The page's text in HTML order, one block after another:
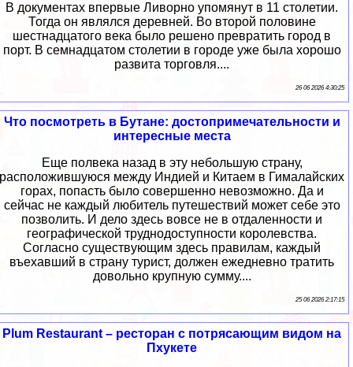
В документах впервые Ливорно упомянут в 11 столетии.
Тогда он являлся деревней. Во второй половине
шестнадцатого века было решено превратить город в
порт. В семнадцатом столетии в городе уже была хорошо
развита торговля....
26 06 2026 4:30:25
Что посмотреть в Бутане: достопримечательности и
интересные места
Еще полвека назад в эту небольшую страну,
расположившуюся между Индией и Китаем в Гималайских
горах, попасть было совершенно невозможно. Да и
сейчас не каждый любитель путешествий может себе это
позволить. И дело здесь вовсе не в отдаленности и
географической труднодоступности королевства.
Согласно существующим здесь правилам, каждый
въехавший в страну турист, должен ежедневно тратить
довольно крупную сумму....
25 06 2026 2:17:15
Plum Restaurant – ресторан с потрясающим видом на
Пхукете